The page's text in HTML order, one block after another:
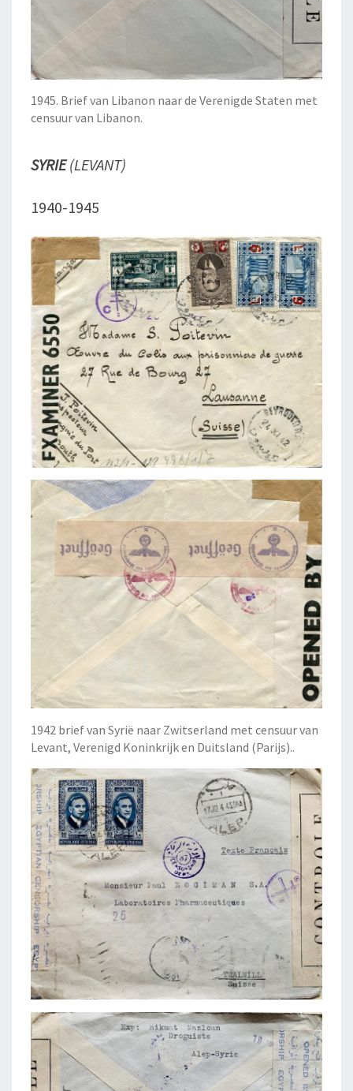
1945. Brief van Libanon naar de Verenigde Staten met
censuur van Libanon.
SYRIE(LEVANT)
1940-1945
1942 brief van Syrië naar Zwitserland met censuur van
Levant, Verenigd Koninkrijk en Duitsland (Parijs)..